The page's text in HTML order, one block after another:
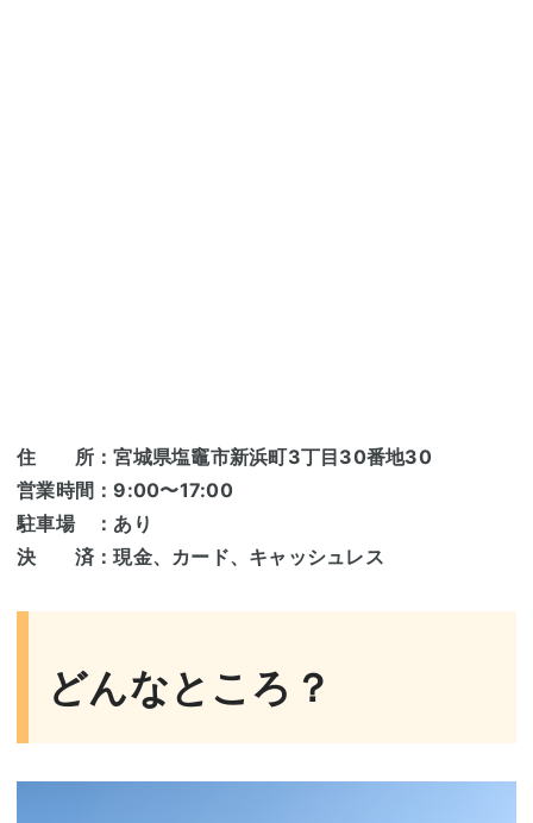
住 所：宮城県塩竈市新浜町3丁目30番地30
営業時間：9:00〜17:00
駐車場 ：あり
決 済：現金、カード、キャッシュレス
どんなところ？